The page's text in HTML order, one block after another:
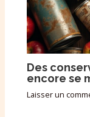
Des
encore se
Laisser un